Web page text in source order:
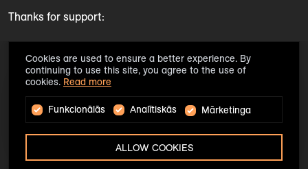
Thanks for support:
Cookies are used to ensure a better experience. By
continuing to use this site, you agree to the use of
cookies. Read more
Funkcionālās Analītiskās Mārketinga
ALLOW COOKIES